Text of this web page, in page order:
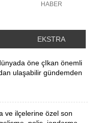
HABER
EKSTRA
öne çIkan önemli
ulaşabilir gündemden
ve ilçelerine özel son